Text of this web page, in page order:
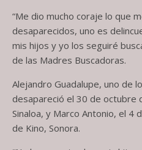
“Me dio mucho coraje lo que
desaparecidos, uno es
mis hijos y yo los seguiré
de las Madres Buscadoras.
Alejandro Guadalupe, uno de
desapareció el 30 de octubre
Sinaloa, y Marco Antonio, el 4
de Kino, Sonora.